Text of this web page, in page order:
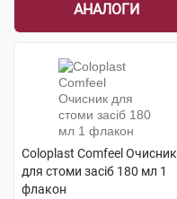
АНАЛОГИ
Coloplast Comfeel Очисник
для стоми засіб 180 мл 1
флакон